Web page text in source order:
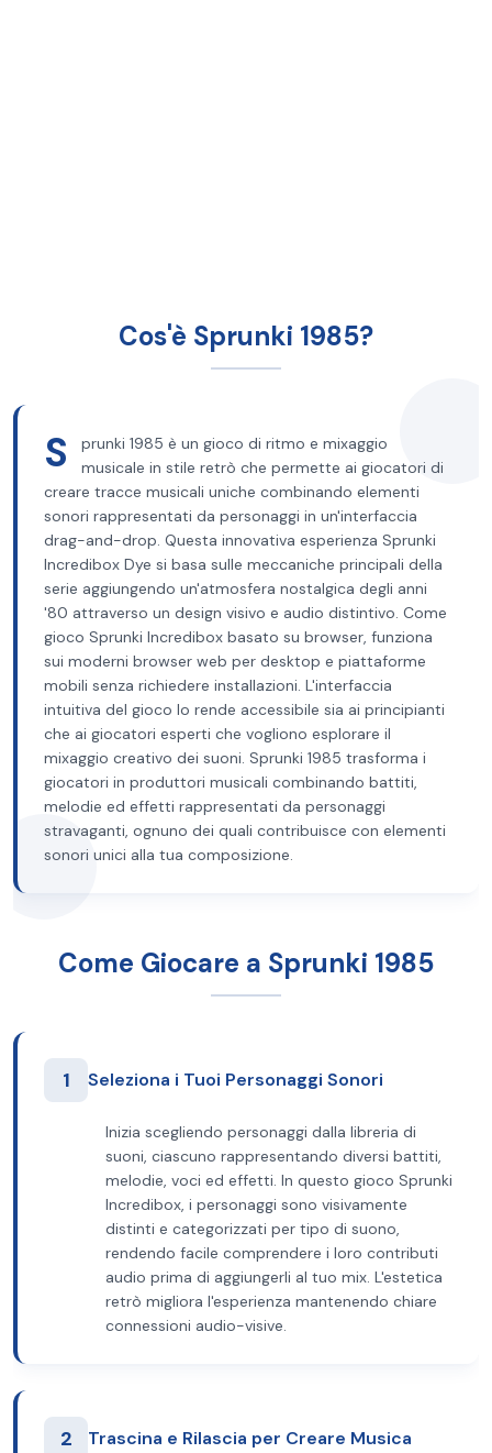
Cos'è Sprunki 1985?
S
prunki 1985 è un gioco di ritmo e mixaggio
musicale in stile retrò che permette ai giocatori di
creare tracce musicali uniche combinando elementi
sonori rappresentati da personaggi in un'interfaccia
drag-and-drop. Questa innovativa esperienza Sprunki
Incredibox Dye si basa sulle meccaniche principali della
serie aggiungendo un'atmosfera nostalgica degli anni
'80 attraverso un design visivo e audio distintivo. Come
gioco Sprunki Incredibox basato su browser, funziona
sui moderni browser web per desktop e piattaforme
mobili senza richiedere installazioni. L'interfaccia
intuitiva del gioco lo rende accessibile sia ai principianti
che ai giocatori esperti che vogliono esplorare il
mixaggio creativo dei suoni. Sprunki 1985 trasforma i
giocatori in produttori musicali combinando battiti,
melodie ed effetti rappresentati da personaggi
stravaganti, ognuno dei quali contribuisce con elementi
sonori unici alla tua composizione.
Come Giocare a Sprunki 1985
1 Seleziona i Tuoi Personaggi Sonori
Inizia scegliendo personaggi dalla libreria di
suoni, ciascuno rappresentando diversi battiti,
melodie, voci ed effetti. In questo gioco Sprunki
Incredibox, i personaggi sono visivamente
distinti e categorizzati per tipo di suono,
rendendo facile comprendere i loro contributi
audio prima di aggiungerli al tuo mix. L'estetica
retrò migliora l'esperienza mantenendo chiare
connessioni audio-visive.
2 Trascina e Rilascia per Creare Musica